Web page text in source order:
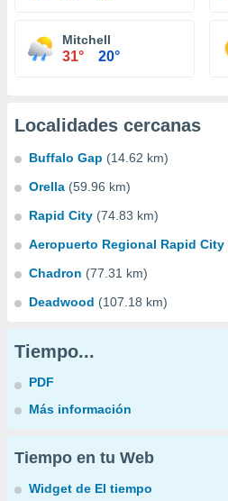
Mitchell
31° 20°
Localidades cercanas
Buffalo Gap (14.62 km)
Orella (59.96 km)
Rapid City (74.83 km)
Aeropuerto Regional Rapid City
Chadron (77.31 km)
Deadwood (107.18 km)
Tiempo...
PDF
Más información
Tiempo en tu Web
Widget de El tiempo